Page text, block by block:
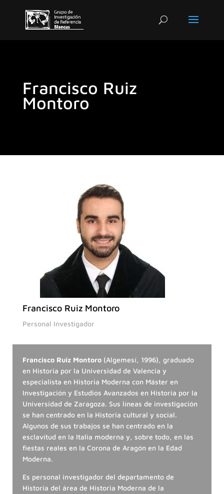
Francisco Ruiz
Montoro
Francisco Ruiz Montoro
Personal Investigador
Francisco Ruiz Montoro(Algemesí, 1996), graduado
en Historia por la Universidad de Valencia y
especialista en Historia Moderna con Máster en
Investigación y Estudios Avanzados en Historia por la
Universidad de Zaragoza. Sus líneas de investigación
se han centrado en la Historia cultural y social.
Algunos de sus trabajos se han centrado en la
esclavitud en la Italia moderna y, sobre todo, en las
fiestas reales en la Corona de Aragón en la Edad
Moderna.
Es personal investigador del departamento de
Historia del área de Historia Moderna de la